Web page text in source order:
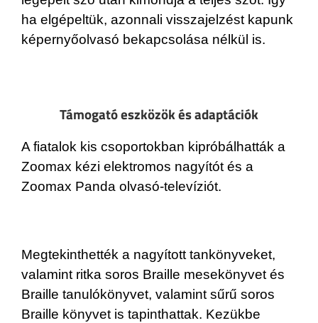
ha elgépeltük, azonnali visszajelzést kapunk
képernyőolvasó bekapcsolása nélkül is.
Támogató eszközök és adaptációk
A fiatalok kis csoportokban kipróbálhatták a
Zoomax kézi elektromos nagyítót és a
Zoomax Panda olvasó-televíziót.
Megtekinthették a nagyított tankönyveket,
valamint ritka soros Braille mesekönyvet és
Braille tanulókönyvet, valamint sűrű soros
Braille könyvet is tapinthattak. Kezükbe